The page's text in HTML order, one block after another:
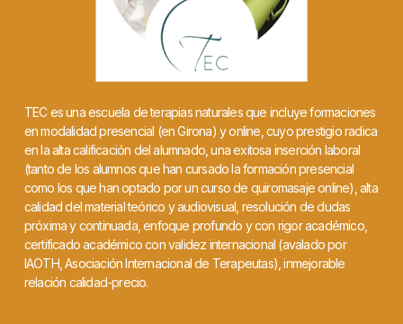
TEC es una escuela de terapias naturales que incluye formaciones
en modalidad presencial (en Girona) y online, cuyo prestigio radica
en la alta calificación del alumnado, una exitosa inserción laboral
(tanto de los alumnos que han cursado la formación presencial
como los que han optado por un curso de quiromasaje online), alta
calidad del material teórico y audiovisual, resolución de dudas
próxima y continuada, enfoque profundo y con rigor académico,
certificado académico con validez internacional (avalado por
IAOTH, Asociación Internacional de Terapeutas), inmejorable
relación calidad-precio.